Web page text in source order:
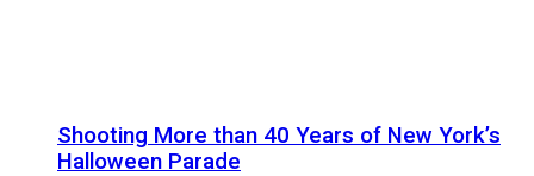
Shooting More than 40 Years of New York’s
Halloween Parade